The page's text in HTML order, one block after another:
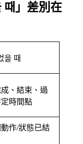
때」差別在
을 때
、結束、過
時間點
作/狀態已結